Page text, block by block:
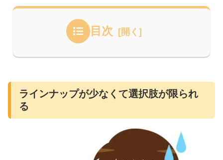
目次
ラインナップが少なくて選択肢が限られ
る